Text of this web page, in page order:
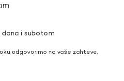
i subotom
odgovorimo na vaše zahteve.